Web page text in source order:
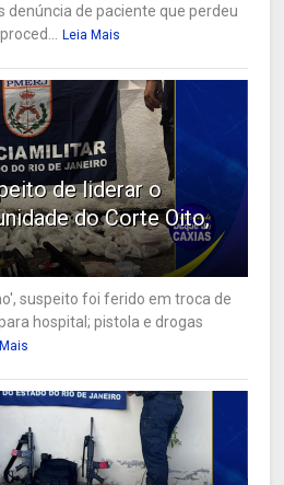
denúncia de paciente que perdeu
Leia Mais
de liderar o
do Corte Oito,
suspeito foi ferido em troca de
hospital; pistola e drogas